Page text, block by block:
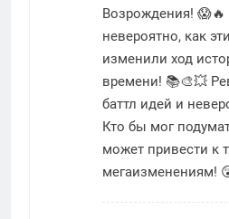
Возрождения! 😱🔥
невероятно, как
изменили ход
времени! 📚🎨💥
баттл идей и
Кто бы мог
может привести к
мегаизменениям!